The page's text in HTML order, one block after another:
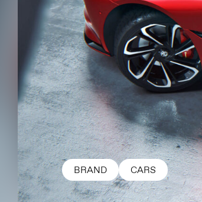
BRAND CARS